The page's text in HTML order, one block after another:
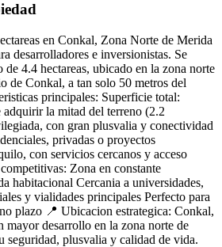
en Conkal, Zona Norte de Merida
desarrolladores e inversionistas. Se
de 4.4 hectareas, ubicado en la zona norte
de Conkal, a tan solo 50 metros del
principales: Superficie total:
la mitad del terreno (2.2
con gran plusvalia y conectividad
privadas o proyectos
con servicios cercanos y acceso
Zona en constante
habitacional Cercania a universidades,
y vialidades principales Perfecto para
plazo 📍 Ubicacion estrategica: Conkal,
mayor desarrollo en la zona norte de
seguridad, plusvalia y calidad de vida.